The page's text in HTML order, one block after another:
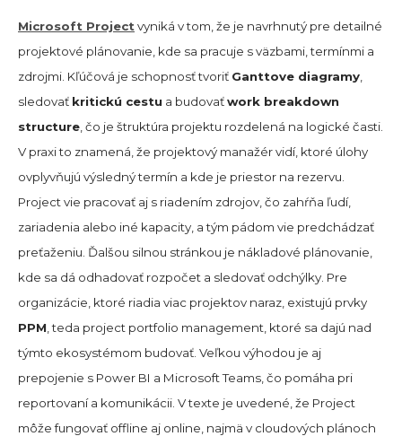
Microsoft Project vyniká v tom, že je navrhnutý pre detailné
projektové plánovanie, kde sa pracuje s väzbami, termínmi a
zdrojmi. Kľúčová je schopnosť tvoriť Ganttove diagramy
sledovať kritickú cestu a budovaťwork breakdown
structure , čo je štruktúra projektu rozdelená na logické časti.
V praxi to znamená, že projektový manažér vidí, ktoré úlohy
ovplyvňujú výsledný termín a kde je priestor na rezervu.
Project vie pracovať aj s riadením zdrojov, čo zahŕňa ľudí,
zariadenia alebo iné kapacity, a tým pádom vie predchádzať
preťaženiu. Ďalšou silnou stránkou je nákladové plánovanie,
kde sa dá odhadovať rozpočet a sledovať odchýlky. Pre
organizácie, ktoré riadia viac projektov naraz, existujú prvky
PPM , teda project portfolio management, ktoré sa dajú nad
týmto ekosystémom budovať. Veľkou výhodou je aj
prepojenie s Power BI a Microsoft Teams, čo pomáha pri
reportovaní a komunikácii. V texte je uvedené, že Project
môže fungovať offline aj online, najmä v cloudových plánoch